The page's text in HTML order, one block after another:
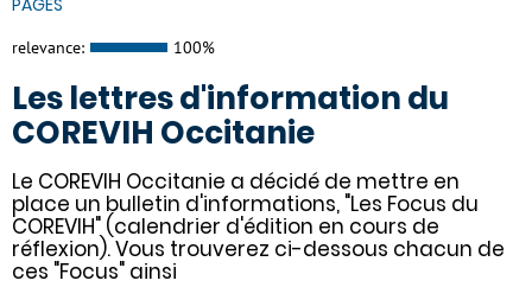
PAGES
relevance: 100%
Les lettres d'information du
COREVIH Occitanie
Le COREVIH Occitanie a décidé de mettre en
place un bulletin d'informations, "Les Focus du
COREVIH" (calendrier d'édition en cours de
réflexion). Vous trouverez ci-dessous chacun de
ces "Focus" ainsi